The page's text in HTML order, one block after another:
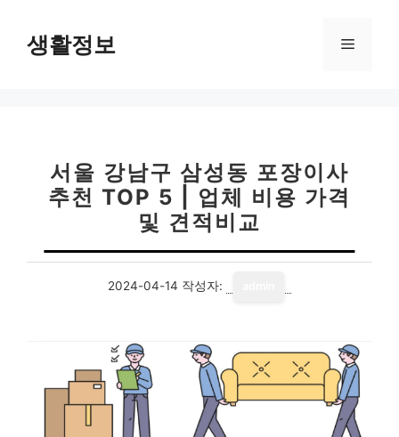
생활정보 메
서울 강남구 삼성동 포장이사
추천 TOP 5 | 업체 비용 가격
및 견적비교
2024-04-14 작성자: